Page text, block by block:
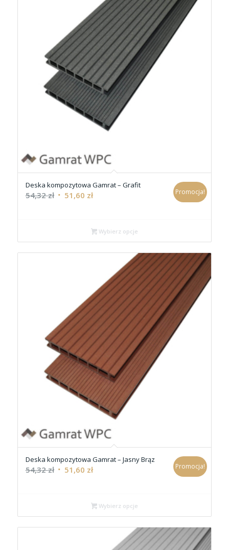
Deska kompozytowa Gamrat – Grafit
54,32zł 51,60 zł Promocja!
Wybierz opcje
Deska kompozytowa Gamrat – Jasny Brąz
54,32zł 51,60 zł Promocja!
Wybierz opcje